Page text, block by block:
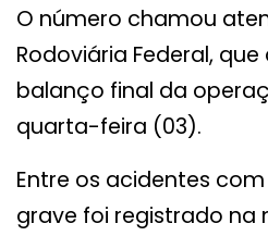
O número chamou
Rodoviária Federal,
balanço final da
quarta-feira (03).
Entre os acidentes
grave foi registrado na